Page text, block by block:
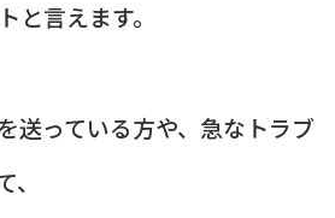
と言えます。
送っている方や、急なトラブ